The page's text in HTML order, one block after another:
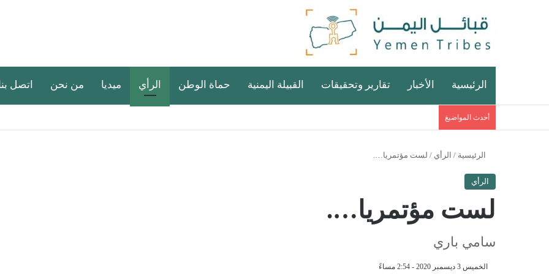
الرئيسية الأخبار تقارير وتحقيقات القبيلة اليمنية حماة الوطن الرأي ميديا من نحن اتصل
أحدث المواضيغ
الرئيسية / الرأي / لست مؤتمريا….
الرأي
لست مؤتمريا….
سامي باري
الخميس 3 ديسمبر 2020 - 2:54 مساءً